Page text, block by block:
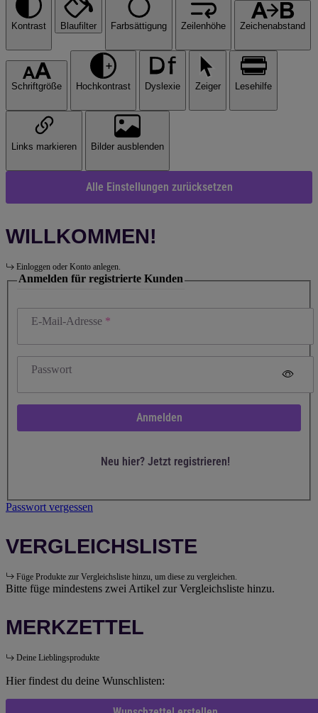
Kontrast Blaufilter Farbsättigung Zeilenhöhe Zeichenabstand
Schriftgröße Hochkontrast Dyslexie Zeiger Lesehilfe
Links markieren Bilder ausblenden
Alle Einstellungen zurücksetzen
WILLKOMMEN!
Einloggen oder Konto anlegen.
Anmelden für registrierte Kunden
E-Mail-Adresse
Passwort
Anmelden
Neu hier? Jetzt registrieren!
Passwort vergessen
VERGLEICHSLISTE
Füge Produkte zur Vergleichsliste hinzu, um diese zu vergleichen.
Bitte füge mindestens zwei Artikel zur Vergleichsliste hinzu.
MERKZETTEL
Deine Lieblingsprodukte
Hier findest du deine Wunschlisten: